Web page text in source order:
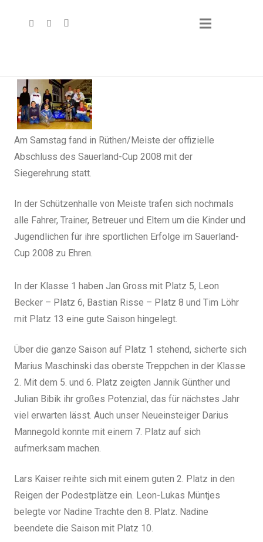
Am Samstag fand in Rüthen/Meiste der offizielle
Abschluss des Sauerland-Cup 2008 mit der
Siegerehrung statt.
In der Schützenhalle von Meiste trafen sich nochmals
alle Fahrer, Trainer, Betreuer und Eltern um die Kinder und
Jugendlichen für ihre sportlichen Erfolge im Sauerland-
Cup 2008 zu Ehren.
In der Klasse 1 haben Jan Gross mit Platz 5, Leon
Becker – Platz 6, Bastian Risse – Platz 8 und Tim Löhr
mit Platz 13 eine gute Saison hingelegt.
Über die ganze Saison auf Platz 1 stehend, sicherte sich
Marius Maschinski das oberste Treppchen in der Klasse
2. Mit dem 5. und 6. Platz zeigten Jannik Günther und
Julian Bibik ihr großes Potenzial, das für nächstes Jahr
viel erwarten lässt. Auch unser Neueinsteiger Darius
Mannegold konnte mit einem 7. Platz auf sich
aufmerksam machen.
Lars Kaiser reihte sich mit einem guten 2. Platz in den
Reigen der Podestplätze ein. Leon-Lukas Müntjes
belegte vor Nadine Trachte den 8. Platz. Nadine
beendete die Saison mit Platz 10.